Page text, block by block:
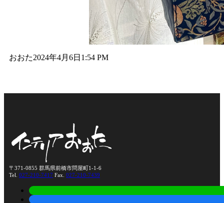
おおた2024年4月6日 1:54 PM
〒371-0855 群馬県前橋市問屋町1-1-6
Tel. 027-210-7417 Fax. 027-210-7439